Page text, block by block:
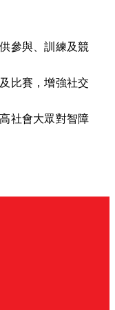
參與、訓練及競
比賽，增強社交
社會大眾對智障